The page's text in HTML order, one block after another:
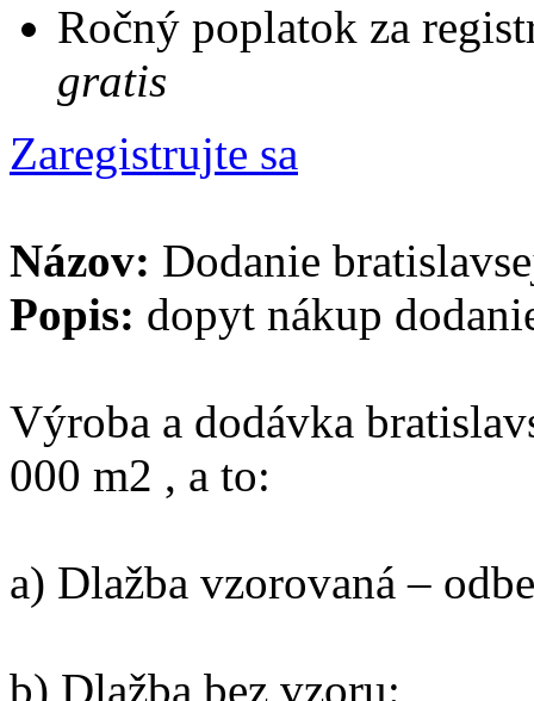
Ročný poplatok za
gratis
Zaregistrujte sa
Názov: Dodanie
Popis: dopyt nákup
Výroba a dodávka
000 m2 , a to:
a) Dlažba vzorovaná –
b) Dlažba bez vzoru: